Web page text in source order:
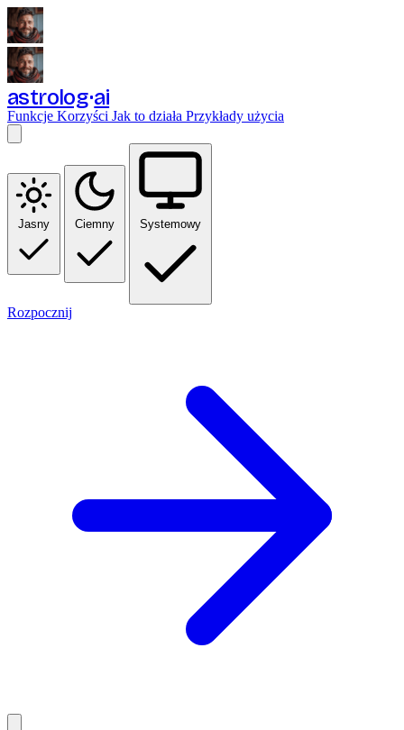
astrolog ai
Funkcje Korzyści Jak to działa Przykłady użycia
Jasny Ciemny Systemowy
Rozpocznij